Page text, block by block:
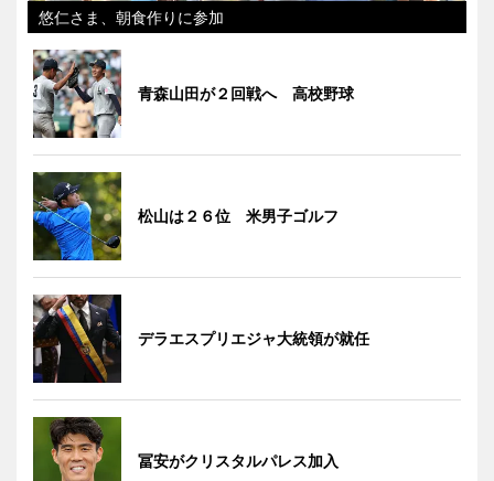
悠仁さま、朝食作りに参加
青森山田が２回戦へ 高校野球
松山は２６位 米男子ゴルフ
デラエスプリエジャ大統領が就任
冨安がクリスタルパレス加入